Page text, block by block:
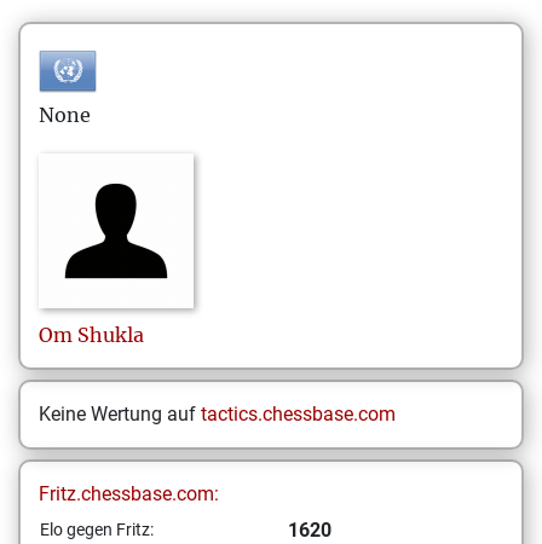
None
Om Shukla
Keine Wertung auf tactics.chessbase.com
Fritz.chessbase.com:
Elo gegen Fritz: 1620